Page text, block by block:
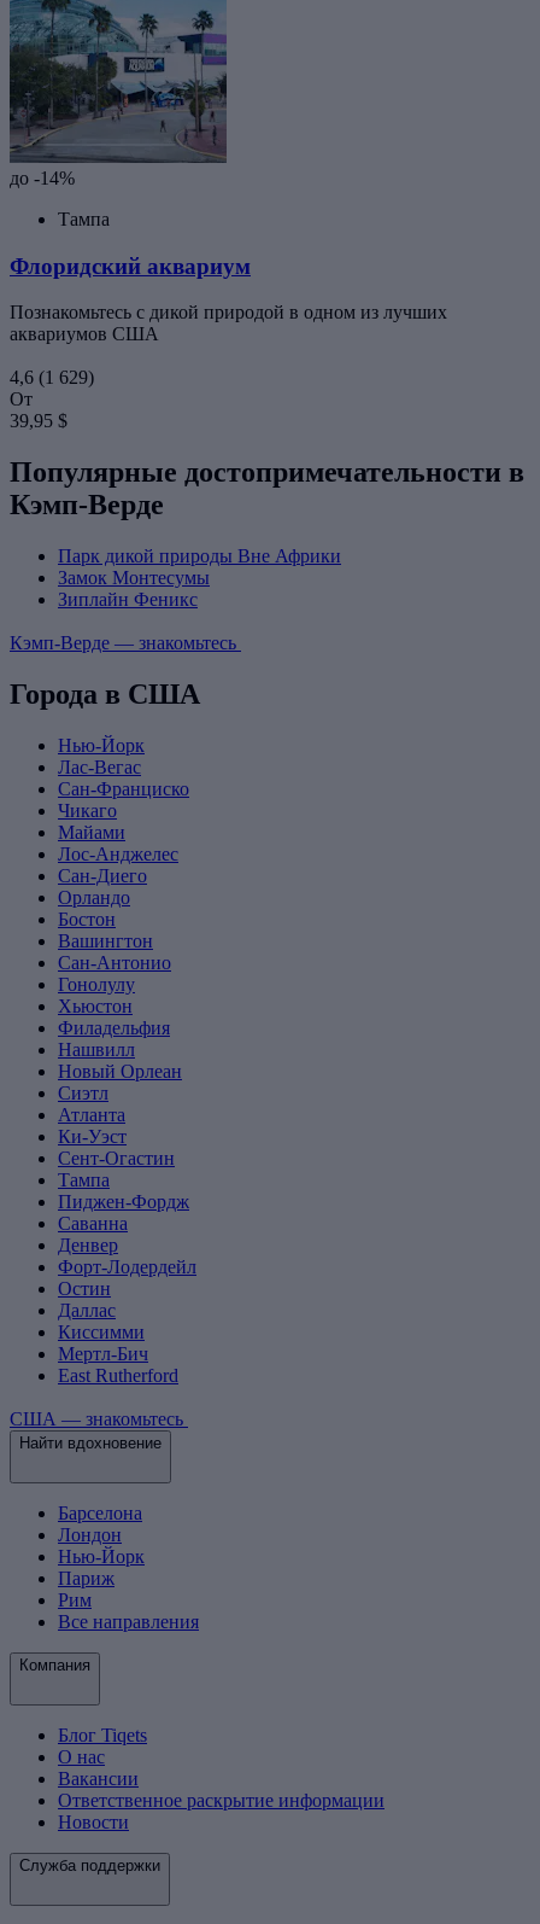
до -14%
Тампа
Флоридский аквариум
Познакомьтесь с дикой природой в одном из лучших
аквариумов США
4,6 (1 629)
От
39,95 $
Популярные достопримечательности в
Кэмп-Верде
Парк дикой природы Вне Африки
Замок Монтесумы
Зиплайн Феникс
Кэмп-Верде — знакомьтесь
Города в США
Нью-Йорк
Лас-Вегас
Сан-Франциско
Чикаго
Майами
Лос-Анджелес
Сан-Диего
Орландо
Бостон
Вашингтон
Сан-Антонио
Гонолулу
Хьюстон
Филадельфия
Нашвилл
Новый Орлеан
Сиэтл
Атланта
Ки-Уэст
Сент-Огастин
Тампа
Пиджен-Фордж
Саванна
Денвер
Форт-Лодердейл
Остин
Даллас
Киссимми
Мертл-Бич
East Rutherford
США — знакомьтесь
Найти вдохновение
Барселона
Лондон
Нью-Йорк
Париж
Рим
Все направления
Компания
Блог Tiqets
О нас
Вакансии
Ответственное раскрытие информации
Новости
Служба поддержки